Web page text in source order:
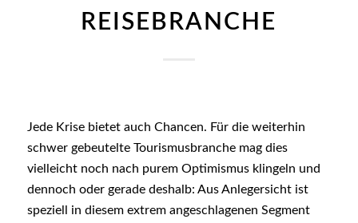
REISEBRANCHE
Jede Krise bietet auch Chancen. Für die weiterhin
schwer gebeutelte Tourismusbranche mag dies
vielleicht noch nach purem Optimismus klingeln und
dennoch oder gerade deshalb: Aus Anlegersicht ist
speziell in diesem extrem angeschlagenen Segment